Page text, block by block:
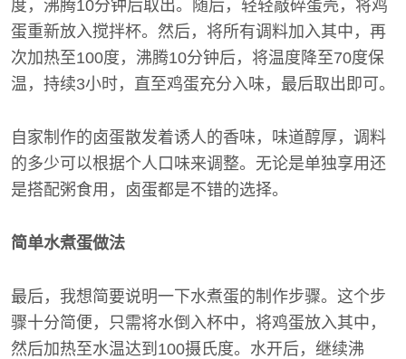
度，沸腾10分钟后取出。随后，轻轻敲碎蛋壳，将鸡
蛋重新放入搅拌杯。然后，将所有调料加入其中，再
次加热至100度，沸腾10分钟后，将温度降至70度保
温，持续3小时，直至鸡蛋充分入味，最后取出即可。
自家制作的卤蛋散发着诱人的香味，味道醇厚，调料
的多少可以根据个人口味来调整。无论是单独享用还
是搭配粥食用，卤蛋都是不错的选择。
简单水煮蛋做法
最后，我想简要说明一下水煮蛋的制作步骤。这个步
骤十分简便，只需将水倒入杯中，将鸡蛋放入其中，
然后加热至水温达到100摄氏度。水开后，继续沸